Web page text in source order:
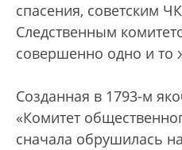
спасения, советским
Следственным
совершенно одно и то
Созданная в 1793-м
«Комитет
сначала обрушилась